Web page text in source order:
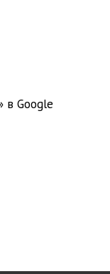
в Google